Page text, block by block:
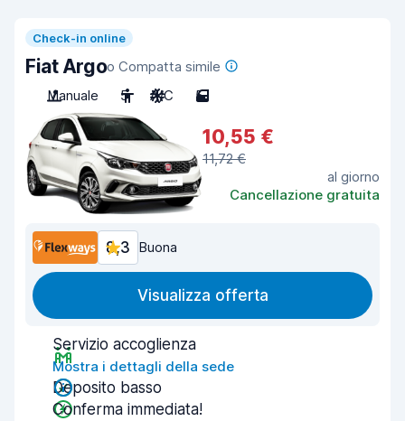
Check-in online
Fiat Argoo Compatta simile
Manuale
5 A/C 5
10,55 €
11,72 €
al giorno
Cancellazione gratuita
8,3 Buona
Visualizza offerta
Servizio accoglienza
Mostra i dettagli della sede
Deposito basso
Conferma immediata!